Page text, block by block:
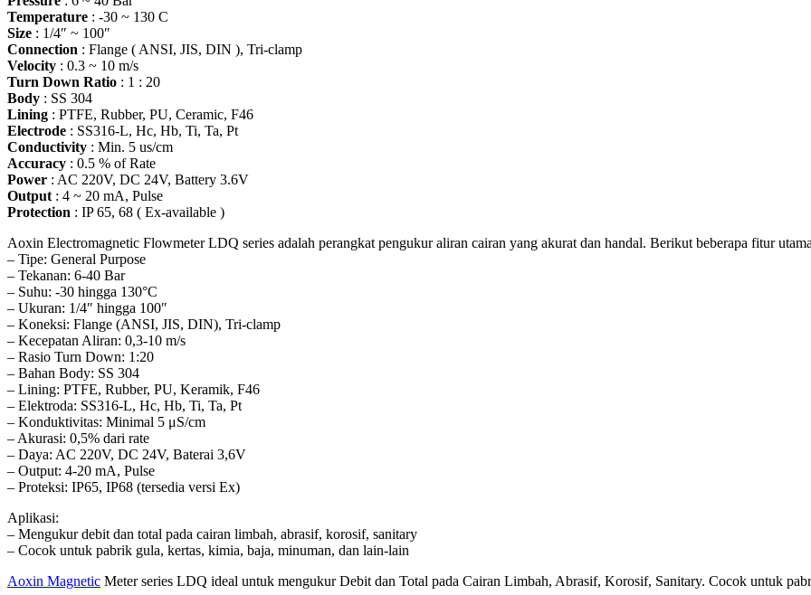
Temperature : -30 ~ 130 C
Size : 1/4″ ~ 100″
Connection : Flange ( ANSI, JIS, DIN ), Tri-clamp
Velocity : 0.3 ~ 10 m/s
Turn Down Ratio : 1 : 20
Body : SS 304
Lining : PTFE, Rubber, PU, Ceramic, F46
Electrode : SS316-L, Hc, Hb, Ti, Ta, Pt
Conductivity : Min. 5 us/cm
Accuracy : 0.5 % of Rate
Power : AC 220V, DC 24V, Battery 3.6V
Output : 4 ~ 20 mA, Pulse
Protection : IP 65, 68 ( Ex-available )
Aoxin Electromagnetic Flowmeter LDQ series adalah perangkat pengukur aliran cairan yang akurat dan handal. Berikut beberapa fitur
– Tipe: General Purpose
– Tekanan: 6-40 Bar
– Suhu: -30 hingga 130°C
– Ukuran: 1/4″ hingga 100″
– Koneksi: Flange (ANSI, JIS, DIN), Tri-clamp
– Kecepatan Aliran: 0,3-10 m/s
– Rasio Turn Down: 1:20
– Bahan Body: SS 304
– Lining: PTFE, Rubber, PU, Keramik, F46
– Elektroda: SS316-L, Hc, Hb, Ti, Ta, Pt
– Konduktivitas: Minimal 5 μS/cm
– Akurasi: 0,5% dari rate
– Daya: AC 220V, DC 24V, Baterai 3,6V
– Output: 4-20 mA, Pulse
– Proteksi: IP65, IP68 (tersedia versi Ex)
Aplikasi:
– Mengukur debit dan total pada cairan limbah, abrasif, korosif, sanitary
– Cocok untuk pabrik gula, kertas, kimia, baja, minuman, dan lain-lain
Aoxin Magnetic Meter series LDQ ideal untuk mengukur Debit dan Total pada Cairan Limbah, Abrasif, Korosif, Sanitary. Cocok untuk